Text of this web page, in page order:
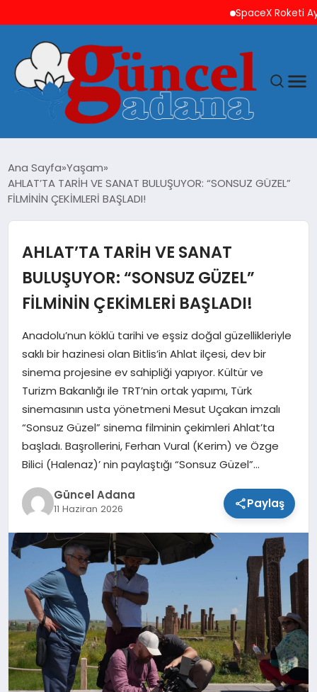
SpaceX Roketi Ay’a
GÜNCEL
SAĞLIK
SPOR
TEKNOLOJI
Ana Sayfa Yaşam
AHLAT’TA TARİH VE SANAT BULUŞUYOR: “SONSUZ GÜZEL”
FİLMİNİN ÇEKİMLERİ BAŞLADI!
AHLAT’TA TARİH VE SANAT
BULUŞUYOR: “SONSUZ GÜZEL”
FİLMİNİN ÇEKİMLERİ BAŞLADI!
Anadolu’nun köklü tarihi ve eşsiz doğal güzellikleriyle
saklı bir hazinesi olan Bitlis’in Ahlat ilçesi, dev bir
sinema projesine ev sahipliği yapıyor. Kültür ve
Turizm Bakanlığı ile TRT’nin ortak yapımı, Türk
sinemasının usta yönetmeni Mesut Uçakan imzalı
“Sonsuz Güzel” sinema filminin çekimleri Ahlat’ta
başladı. Başrollerini, Ferhan Vural (Kerim) ve Özge
Bilici (Halenaz)’ nin paylaştığı “Sonsuz Güzel”…
Güncel Adana
11 Haziran 2026 Paylaş